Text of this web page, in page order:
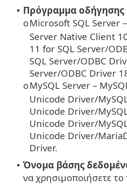
• Πρόγραμμα οδήγησης
oMicrosoft SQL Server
Server Native Client
11 for SQL Server/
SQL Server/ODBC
Server/ODBC Driver
oMySQL Server –
Unicode Driver/
Unicode Driver/
Unicode Driver/
Unicode Driver/
Driver.
• Όνομα βάσης
να χρησιμοποιήσετε